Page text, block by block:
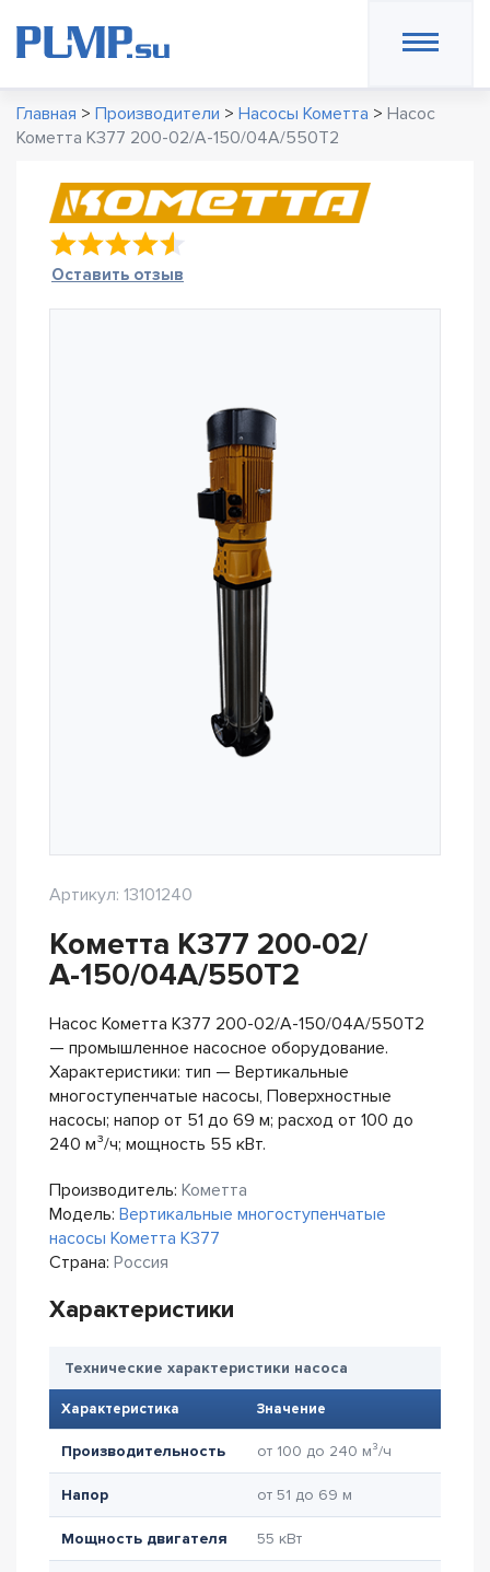
Главная > Производители > Насосы Кометта > Насос
Кометта К377 200-02/А-150/04А/550Т2
Оставить отзыв
Артикул: 13101240
Кометта К377 200-02/
А-150/04А/550Т2
Насос Кометта К377 200-02/А-150/04А/550Т2
— промышленное насосное оборудование.
Характеристики: тип — Вертикальные
многоступенчатые насосы, Поверхностные
насосы; напор от 51 до 69 м; расход от 100 до
240 м³/ч; мощность 55 кВт.
Производитель: Кометта
Модель: Вертикальные многоступенчатые
насосы Кометта К377
Страна: Россия
Характеристики
Технические характеристики насоса
Характеристика Значение
Производительность от 100 до 240 м³/ч
Напор от 51 до 69 м
Мощность двигателя 55 кВт